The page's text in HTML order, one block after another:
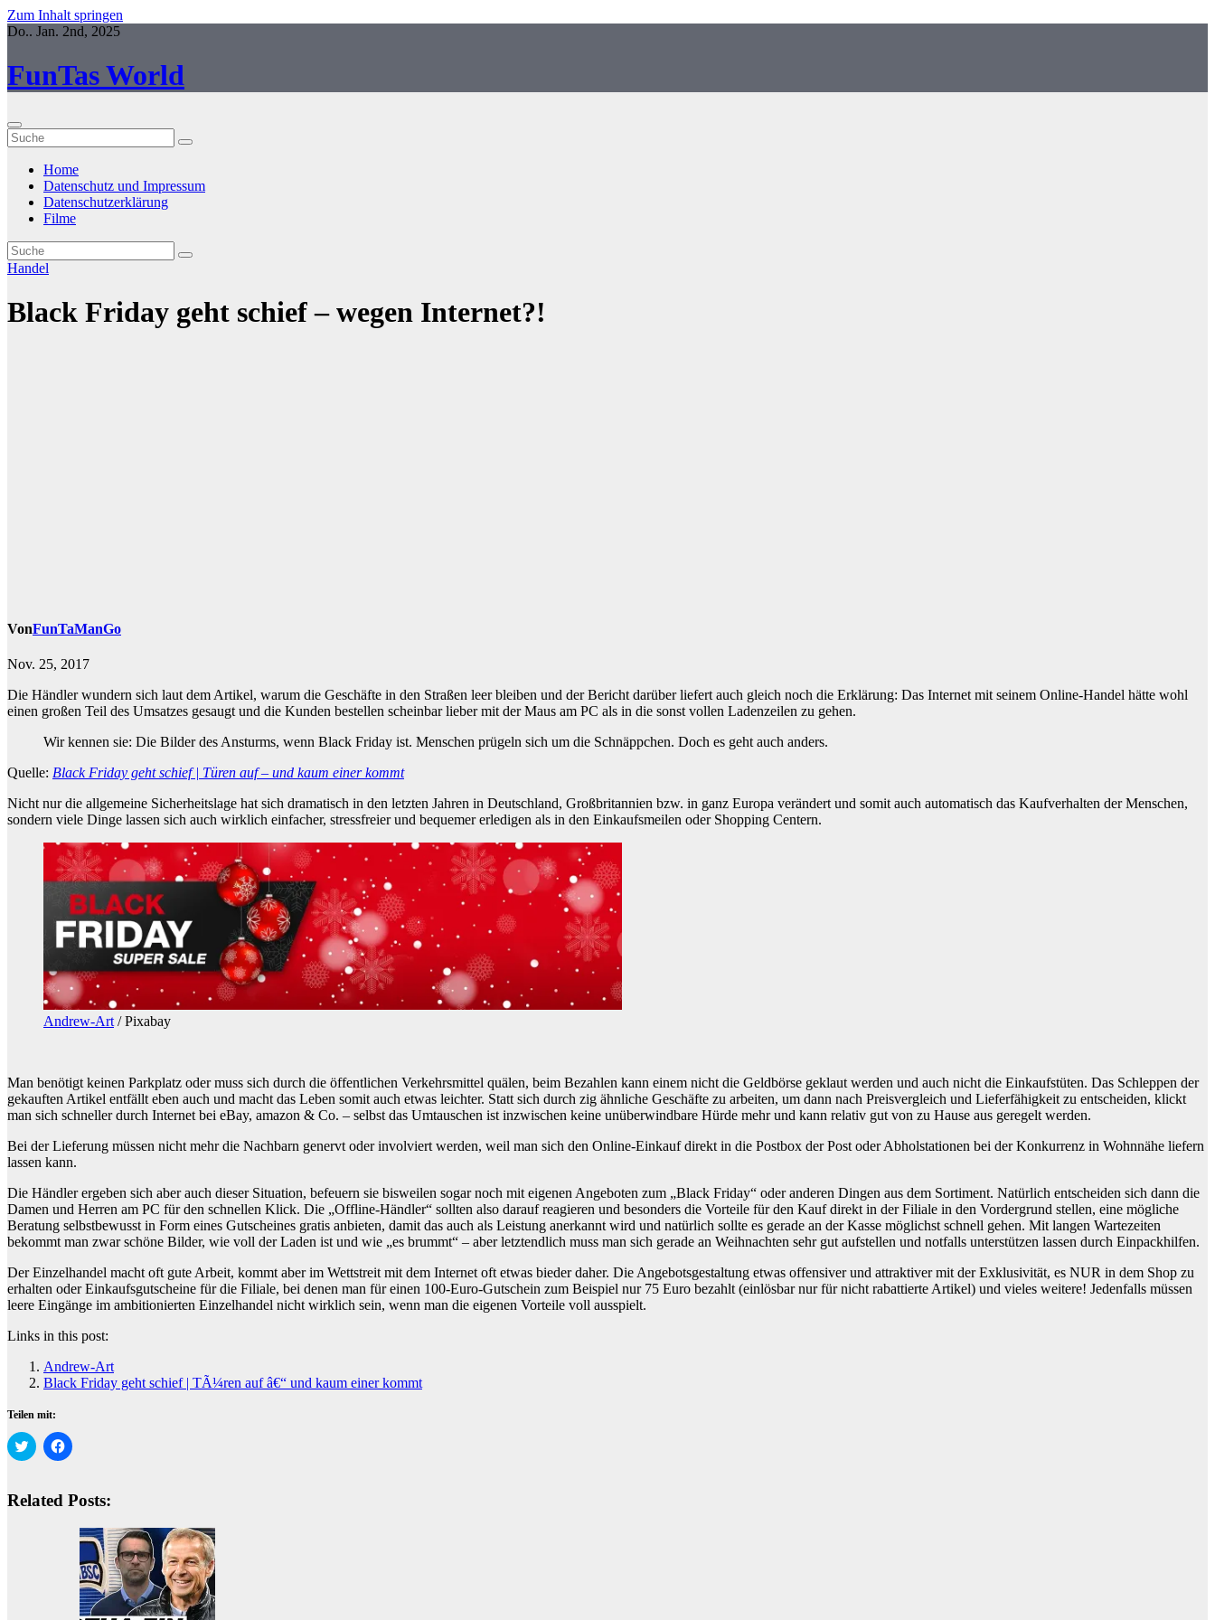
Zum Inhalt springen
Do.. Jan. 2nd, 2025
FunTas World
Home
Datenschutz und Impressum
Datenschutzerklärung
Filme
Handel
Black Friday geht schief – wegen Internet?!
VonFunTaManGo
Nov. 25, 2017
Die Händler wundern sich laut dem Artikel, warum die Geschäfte in den Straßen leer bleiben und der Bericht darüber liefert auch gleich noch die Erklärung: Das Internet mit seinem Online-Handel hätte wohl
einen großen Teil des Umsatzes gesaugt und die Kunden bestellen scheinbar lieber mit der Maus am PC als in die sonst vollen Ladenzeilen zu gehen.
Wir kennen sie: Die Bilder des Ansturms, wenn Black Friday ist. Menschen prügeln sich um die Schnäppchen. Doch es geht auch anders.
Quelle: Black Friday geht schief | Türen auf – und kaum einer kommt
Nicht nur die allgemeine Sicherheitslage hat sich dramatisch in den letzten Jahren in Deutschland, Großbritannien bzw. in ganz Europa verändert und somit auch automatisch das Kaufverhalten der Menschen,
sondern viele Dinge lassen sich auch wirklich einfacher, stressfreier und bequemer erledigen als in den Einkaufsmeilen oder Shopping Centern.
Andrew-Art / Pixabay
Man benötigt keinen Parkplatz oder muss sich durch die öffentlichen Verkehrsmittel quälen, beim Bezahlen kann einem nicht die Geldbörse geklaut werden und auch nicht die Einkaufstüten. Das Schleppen der
gekauften Artikel entfällt eben auch und macht das Leben somit auch etwas leichter. Statt sich durch zig ähnliche Geschäfte zu arbeiten, um dann nach Preisvergleich und Lieferfähigkeit zu entscheiden, klickt
man sich schneller durch Internet bei eBay, amazon & Co. – selbst das Umtauschen ist inzwischen keine unüberwindbare Hürde mehr und kann relativ gut von zu Hause aus geregelt werden.
Bei der Lieferung müssen nicht mehr die Nachbarn genervt oder involviert werden, weil man sich den Online-Einkauf direkt in die Postbox der Post oder Abholstationen bei der Konkurrenz in Wohnnähe liefern
lassen kann.
Die Händler ergeben sich aber auch dieser Situation, befeuern sie bisweilen sogar noch mit eigenen Angeboten zum „Black Friday“ oder anderen Dingen aus dem Sortiment. Natürlich entscheiden sich dann die
Damen und Herren am PC für den schnellen Klick. Die „Offline-Händler“ sollten also darauf reagieren und besonders die Vorteile für den Kauf direkt in der Filiale in den Vordergrund stellen, eine mögliche
Beratung selbstbewusst in Form eines Gutscheines gratis anbieten, damit das auch als Leistung anerkannt wird und natürlich sollte es gerade an der Kasse möglichst schnell gehen. Mit langen Wartezeiten
bekommt man zwar schöne Bilder, wie voll der Laden ist und wie „es brummt“ – aber letztendlich muss man sich gerade an Weihnachten sehr gut aufstellen und notfalls unterstützen lassen durch Einpackhilfen.
Der Einzelhandel macht oft gute Arbeit, kommt aber im Wettstreit mit dem Internet oft etwas bieder daher. Die Angebotsgestaltung etwas offensiver und attraktiver mit der Exklusivität, es NUR in dem Shop zu
erhalten oder Einkaufsgutscheine für die Filiale, bei denen man für einen 100-Euro-Gutschein zum Beispiel nur 75 Euro bezahlt (einlösbar nur für nicht rabattierte Artikel) und vieles weitere! Jedenfalls müssen
leere Eingänge im ambitionierten Einzelhandel nicht wirklich sein, wenn man die eigenen Vorteile voll ausspielt.
Links in this post:
Andrew-Art
Black Friday geht schief | TÃ¼ren auf â€“ und kaum einer kommt
Teilen mit:
Klick,
um
zu
teilen
Klick,
um
zu
teilen
neuem
Fenster
geöffnet)
Related Posts: